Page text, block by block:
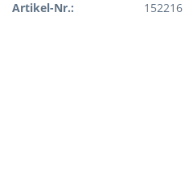
Artikel-Nr.: 152216